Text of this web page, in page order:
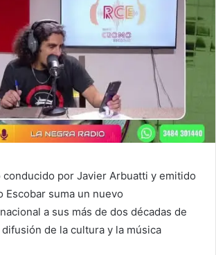
por Javier Arbuatti y emitido
Escobar suma un nuevo
a sus más de dos décadas de
de la cultura y la música